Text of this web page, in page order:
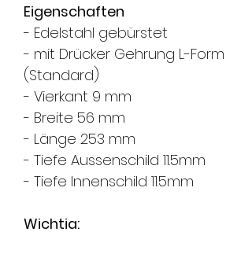
Eigenschaften
- Edelstahl gebürstet
- mit Drücker Gehrung L-Form
(Standard)
- Vierkant 9 mm
- Breite 56 mm
- Länge 253 mm
- Tiefe Aussenschild 11.5mm
- Tiefe Innenschild 11.5mm
Wichtig: